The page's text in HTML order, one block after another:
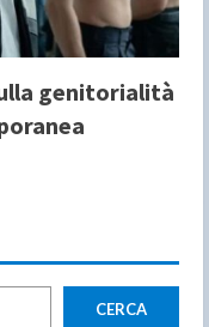
genitorialità
CERCA